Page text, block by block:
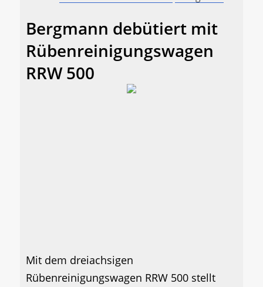
Bergmann debütiert mit
Rübenreinigungswagen
RRW 500
Mit dem dreiachsigen
Rübenreinigungswagen RRW 500 stellt